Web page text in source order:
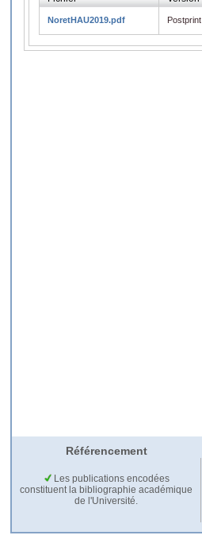
NoretHAU2019.pdf Postprint
Référencement
Les publications encodées
constituent la bibliographie académique
de l'Université.